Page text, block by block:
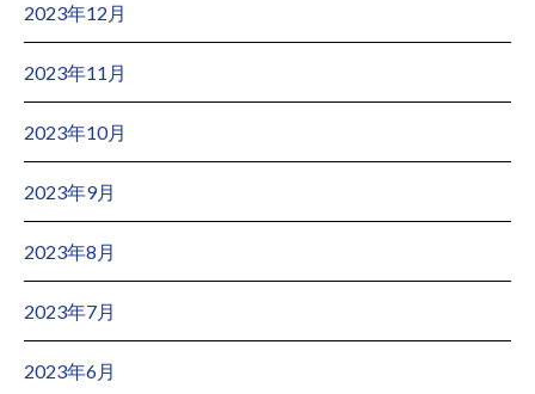
2023年12月
2023年11月
2023年10月
2023年9月
2023年8月
2023年7月
2023年6月